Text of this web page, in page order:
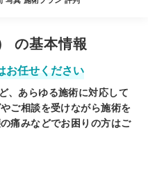
の基本情報
お任せください
、あらゆる施術に対応して
ご相談を受けながら施術を
痛みなどでお困りの方はご